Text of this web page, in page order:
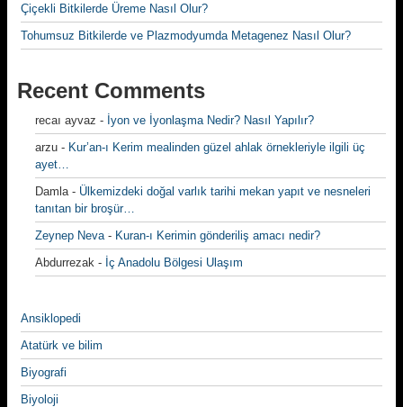
Çiçekli Bitkilerde Üreme Nasıl Olur?
Tohumsuz Bitkilerde ve Plazmodyumda Metagenez Nasıl Olur?
Recent Comments
recaı ayvaz - İyon ve İyonlaşma Nedir? Nasıl Yapılır?
arzu - Kur’an-ı Kerim mealinden güzel ahlak örnekleriyle ilgili üç
ayet…
Damla- Ülkemizdeki doğal varlık tarihi mekan yapıt ve nesneleri
tanıtan bir broşür…
Zeynep Neva- Kuran-ı Kerimin gönderiliş amacı nedir?
Abdurrezak - İç Anadolu Bölgesi Ulaşım
Ansiklopedi
Atatürk ve bilim
Biyografi
Biyoloji